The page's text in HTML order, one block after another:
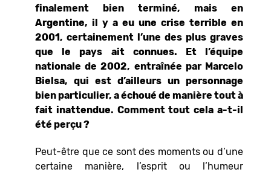
finalement bien terminé, mais en
Argentine, il y a eu une crise terrible en
2001, certainement l’une des plus graves
que le pays ait connues. Et l’équipe
nationale de 2002, entraînée par Marcelo
Bielsa, qui est d’ailleurs un personnage
bien particulier, a échoué de manière tout à
fait inattendue. Comment tout cela a-t-il
été perçu ?
Peut-être que ce sont des moments ou d’une
certaine manière, l’esprit ou l’humeur